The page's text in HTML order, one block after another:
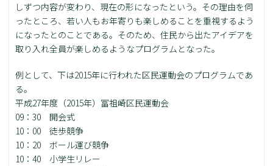
しずつ内容が変わり、現在の形になったという。その理由を伺
ったところ、若い人もお年寄りも楽しめることを重視するよう
になったとのことである。そのため、住民から出たアイデアを
取り入れ全員が楽しめるようなプログラムとなった。
例として、下は2015年に行われた区民運動会のプログラムであ
る。
平成27年度（2015年）冨祖崎区民運動会
09：30 開会式
10：00 徒歩競争
10：20 ボール運び競争
10：40 小学生リレー